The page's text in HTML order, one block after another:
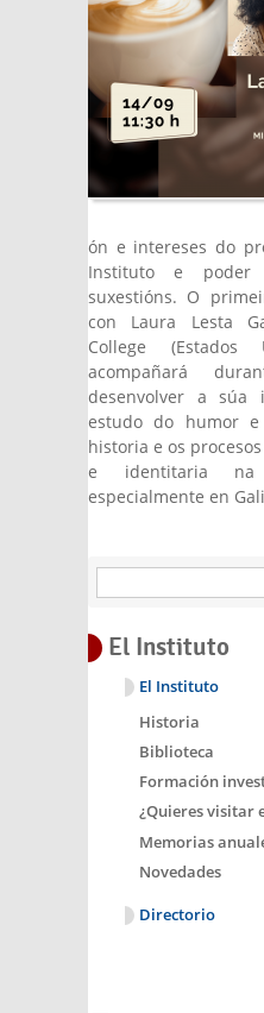
ón e intereses do
Instituto e poder
suxestións. O
con Laura Lesta
College
acompañará
desenvolver a súa
estudo do humor
historia e os
e identitaria na
especialmente en
El Instituto
El Instituto
Historia
Biblioteca
Formación
¿Quieres visitar
Memorias
Novedades
Directorio